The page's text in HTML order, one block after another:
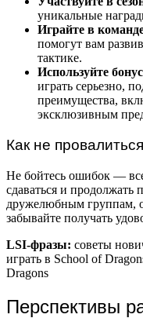
уникальные
Играйте в
помогут вам
тактике.
Используйте
играть серьезно,
преимущества,
эксклюзивным
Как не
Не бойтесь ошибок —
сдаваться и продолжать
дружелюбным группам,
забывайте получать
LSI-фразы: советы
играть в School of
Dragons
Перспективы